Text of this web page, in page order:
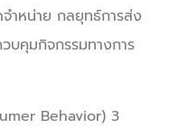
ำหน่าย กลยุทธ์การส่ง
บคุมกิจกรรมทางการ
Behavior) 3